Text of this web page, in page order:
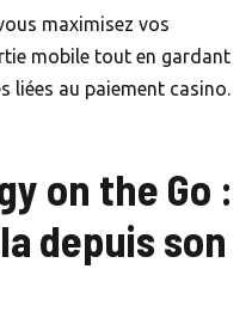
maximisez vos
mobile tout en gardant
liées au paiement casino.
on the Go :
depuis son